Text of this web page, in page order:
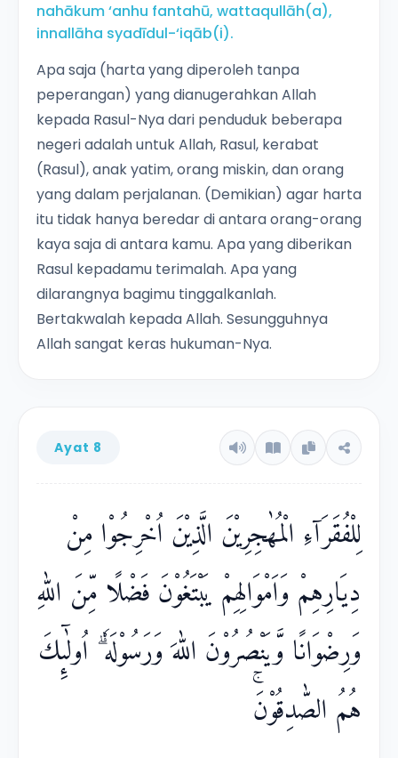
nahākum ‘anhu fantahū, wattaqullāh(a),
innallāha syadīdul-‘iqāb(i).
Apa saja (harta yang diperoleh tanpa
peperangan) yang dianugerahkan Allah
kepada Rasul-Nya dari penduduk beberapa
negeri adalah untuk Allah, Rasul, kerabat
(Rasul), anak yatim, orang miskin, dan orang
yang dalam perjalanan. (Demikian) agar harta
itu tidak hanya beredar di antara orang-orang
kaya saja di antara kamu. Apa yang diberikan
Rasul kepadamu terimalah. Apa yang
dilarangnya bagimu tinggalkanlah.
Bertakwalah kepada Allah. Sesungguhnya
Allah sangat keras hukuman-Nya.
Ayat 8
لِلْفُقَرَاۤءِ الْمُهٰجِرِيْنَ الَّذِيْنَ اُخْرِجُوْا مِنْ
دِيَارِهِمْ وَاَمْوَالِهِمْ يَبْتَغُوْنَ فَضْلًا مِّنَ اللّٰهِ
وَرِضْوَانًا وَّيَنْصُرُوْنَ اللّٰهَ وَرَسُوْلَهٗ ۗ اُولٰۤىِٕكَ
هُمُ الصّٰدِقُوْنَۚ